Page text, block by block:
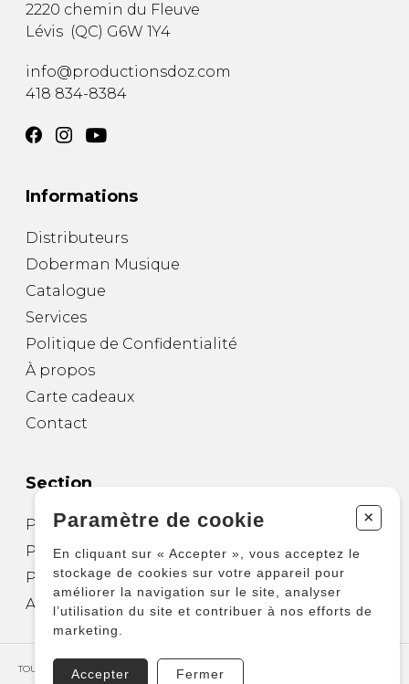
2220 chemin du Fleuve
Lévis (QC) G6W 1Y4
info@productionsdoz.com
418 834-8384
Informations
Distributeurs
Doberman Musique
Catalogue
Services
Politique de Confidentialité
À propos
Carte cadeaux
Contact
Section
Partitions pour guitare
Partitions pour autres instruments
Partitions pour ensembles
Autres produits
TOUS DROITS RÉSERVÉS © COPYRIGHT 2026 – PRODUCTIONS D'OZ
Paramètre de cookie +
En cliquant sur « Accepter », vous acceptez le
stockage de cookies sur votre appareil pour
améliorer la navigation sur le site, analyser
l’utilisation du site et contribuer à nos efforts de
marketing.
Accepter Fermer